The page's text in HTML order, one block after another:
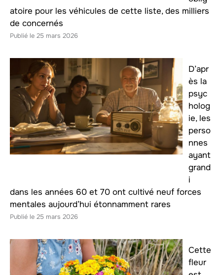
atoire pour les véhicules de cette liste, des milliers
de concernés
25 mars 2026
D’apr
ès la
psyc
holog
ie, les
perso
nnes
ayant
grand
i
dans les années 60 et 70 ont cultivé neuf forces
mentales aujourd’hui étonnamment rares
25 mars 2026
Cette
fleur